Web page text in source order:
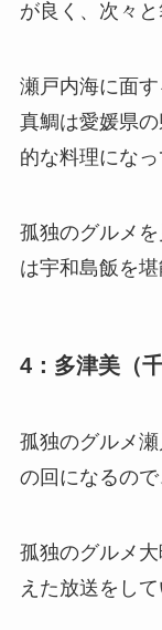
が良く、次々と
瀬戸内海に面す
真鯛は愛媛県
的な料理になっ
孤独のグルメ
は宇和島飯を堪
4：多津美（
孤独のグルメ
の回になるので
孤独のグルメ
えた放送をして